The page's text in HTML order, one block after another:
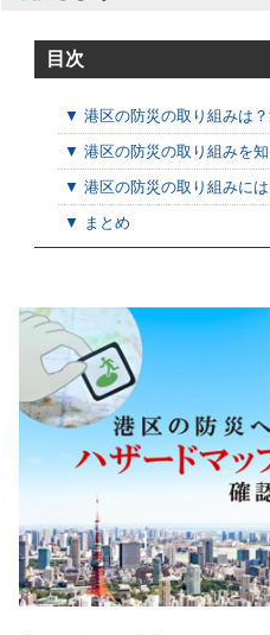
目次
▼ 港区の防災の取り組みは
▼ 港区の防災の取り組みを
▼ 港区の防災の取り組みに
▼ まとめ